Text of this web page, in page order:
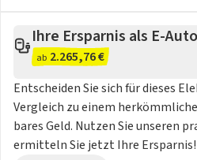
Ihre Ersparnis als E-
ab 2.265,76 €
Entscheiden Sie sich für dieses
Vergleich zu einem
bares Geld. Nutzen Sie unseren
ermitteln Sie jetzt Ihre Ersparnis!